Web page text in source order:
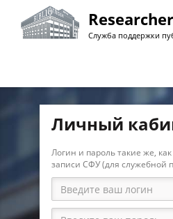
Перейти
основному
Служба поддержки
Личный
Логин и пароль такие же,
записи СФУ (для служебной